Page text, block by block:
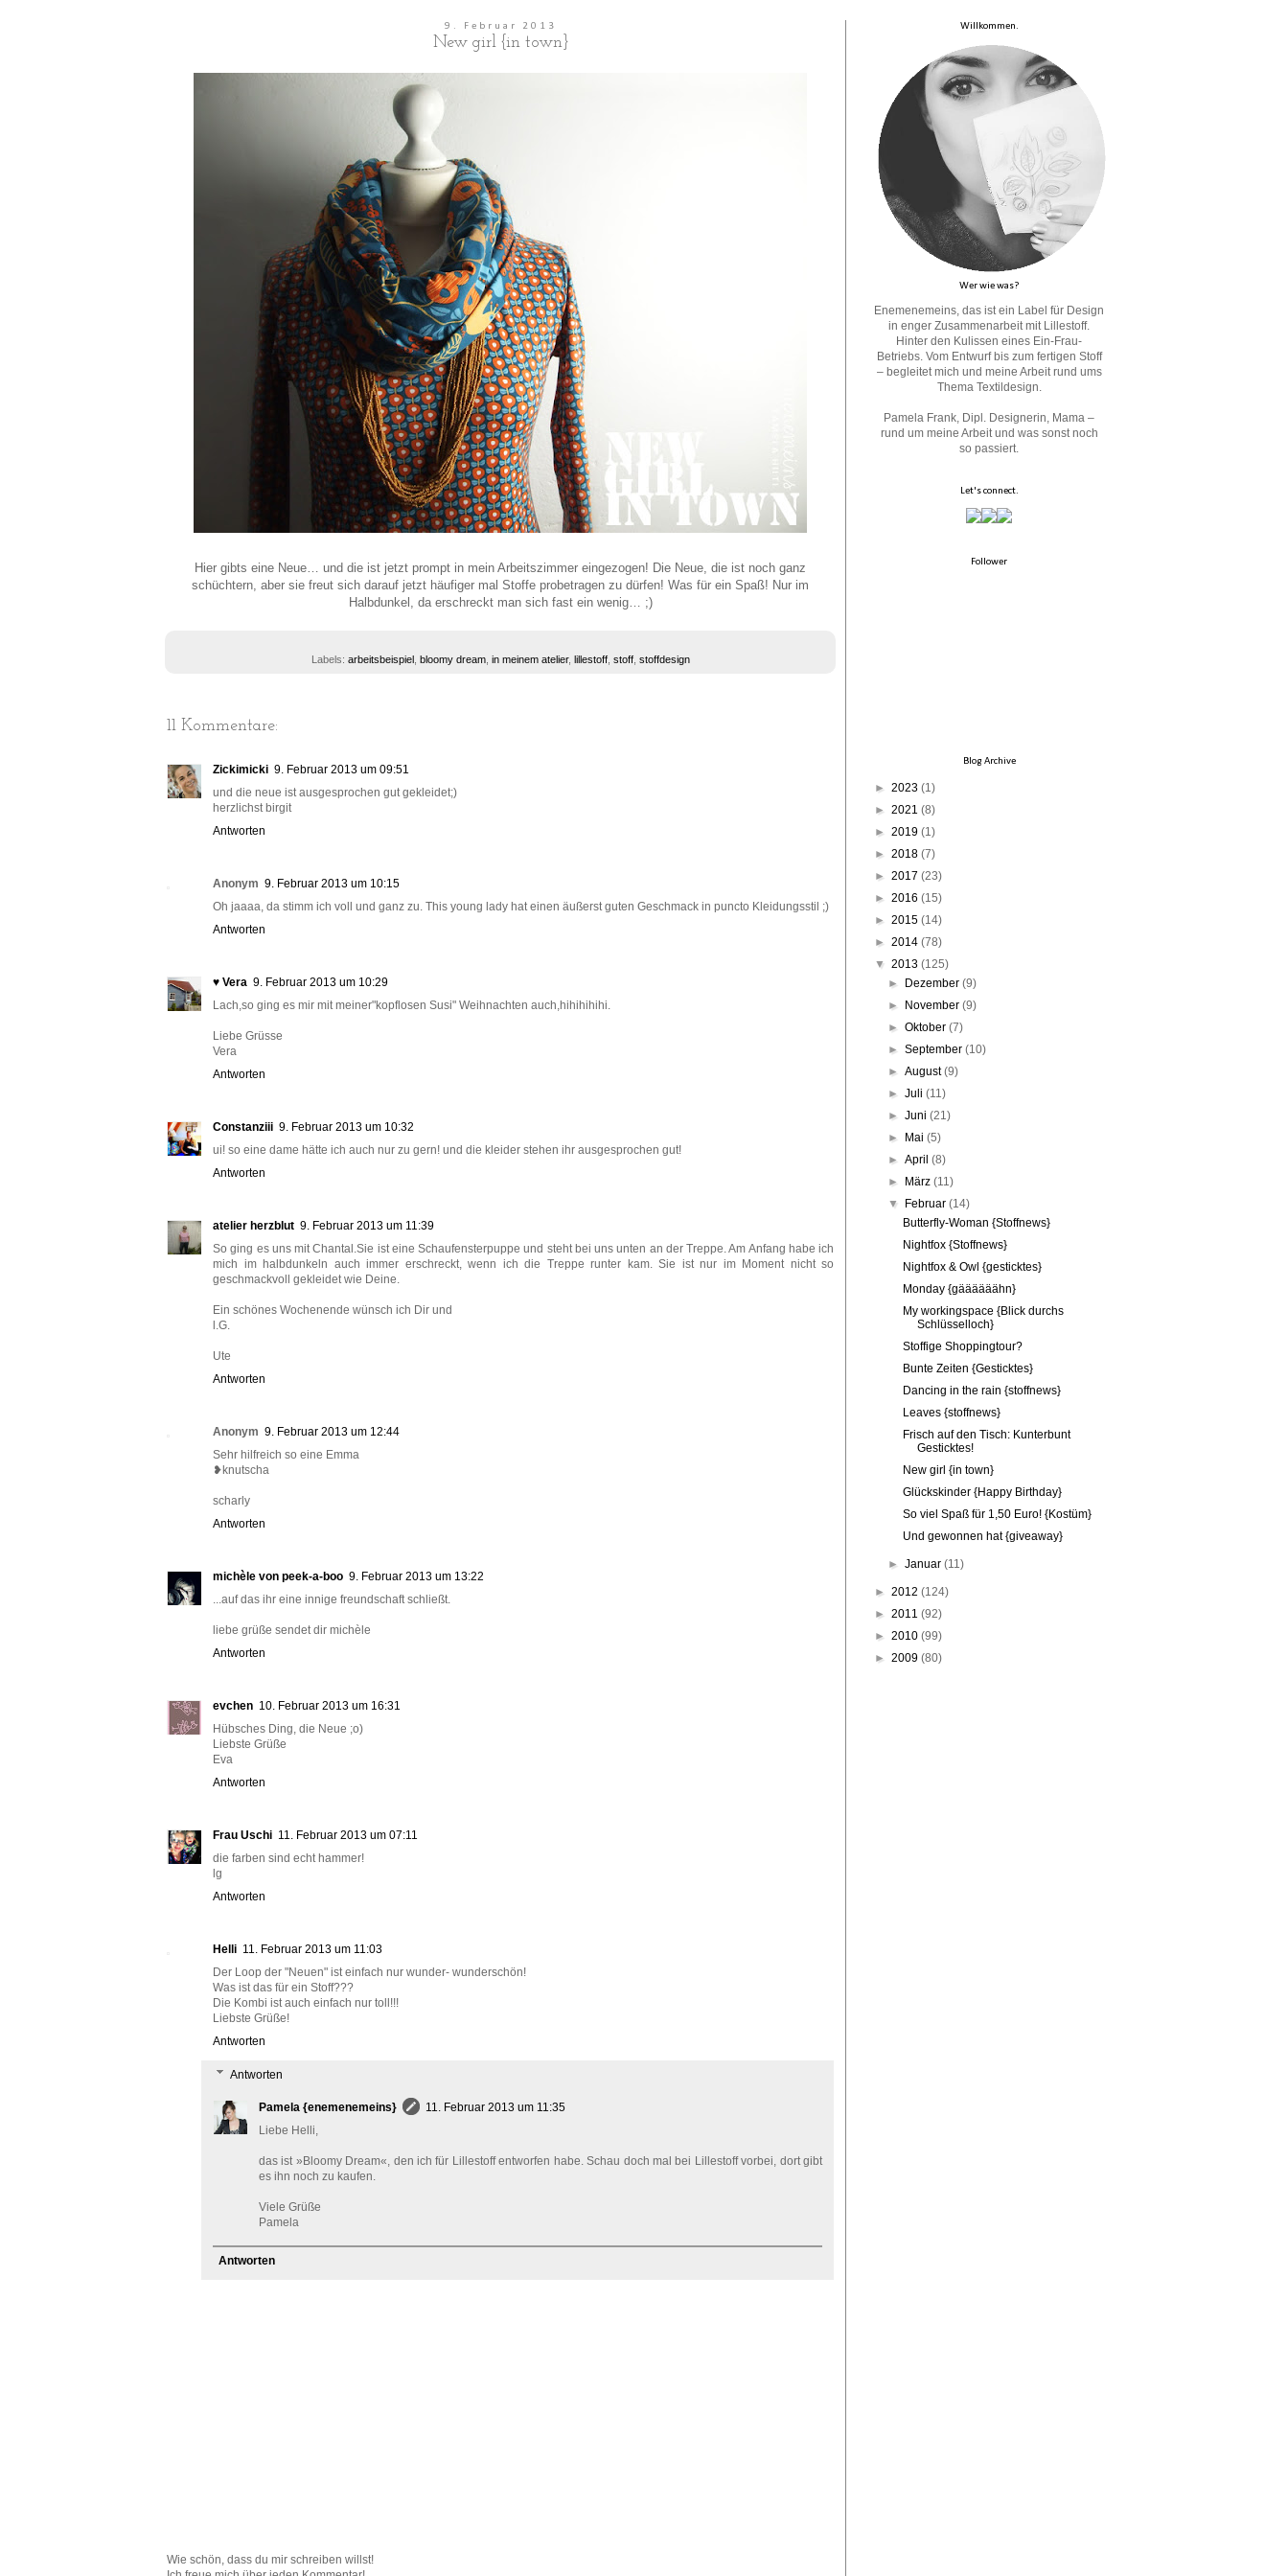
9. Februar 2013
New girl {in town}
Hier gibts eine Neue… und die ist jetzt prompt in mein Arbeitszimmer eingezogen! Die Neue, die ist noch ganz
schüchtern, aber sie freut sich darauf jetzt häufiger mal Stoffe probetragen zu dürfen! Was für ein Spaß! Nur im
Halbdunkel, da erschreckt man sich fast ein wenig… ;)
Labels: arbeitsbeispiel, bloomy dream, in meinem atelier, lillestoff, stoff, stoffdesign
11 Kommentare:
Zickimicki 9. Februar 2013 um 09:51
und die neue ist ausgesprochen gut gekleidet;)
herzlichst birgit
Antworten
Anonym 9. Februar 2013 um 10:15
Oh jaaaa, da stimm ich voll und ganz zu. This young lady hat einen äußerst guten Geschmack in puncto Kleidungsstil ;)
Antworten
♥ Vera 9. Februar 2013 um 10:29
Lach,so ging es mir mit meiner"kopflosen Susi" Weihnachten auch,hihihihihi.
Liebe Grüsse
Vera
Antworten
Constanziii 9. Februar 2013 um 10:32
ui! so eine dame hätte ich auch nur zu gern! und die kleider stehen ihr ausgesprochen gut!
Antworten
atelier herzblut 9. Februar 2013 um 11:39
So ging es uns mit Chantal.Sie ist eine Schaufensterpuppe und steht bei uns unten an der Treppe. Am Anfang habe ich
mich im halbdunkeln auch immer erschreckt, wenn ich die Treppe runter kam. Sie ist nur im Moment nicht so
geschmackvoll gekleidet wie Deine.
Ein schönes Wochenende wünsch ich Dir und
l.G.
Ute
Antworten
Anonym 9. Februar 2013 um 12:44
Sehr hilfreich so eine Emma
❥knutscha
scharly
Antworten
michèle von peek-a-boo 9. Februar 2013 um 13:22
...auf das ihr eine innige freundschaft schließt.
liebe grüße sendet dir michèle
Antworten
evchen 10. Februar 2013 um 16:31
Hübsches Ding, die Neue ;o)
Liebste Grüße
Eva
Antworten
Frau Uschi 11. Februar 2013 um 07:11
die farben sind echt hammer!
lg
Antworten
Helli 11. Februar 2013 um 11:03
Der Loop der "Neuen" ist einfach nur wunder- wunderschön!
Was ist das für ein Stoff???
Die Kombi ist auch einfach nur toll!!!
Liebste Grüße!
Antworten
Antworten
Pamela {enemenemeins}
11. Februar 2013 um 11:35
Liebe Helli,
das ist »Bloomy Dream«, den ich für Lillestoff entworfen habe. Schau doch mal bei Lillestoff vorbei, dort gibt
es ihn noch zu kaufen.
Viele Grüße
Pamela
Antworten
Wie schön, dass du mir schreiben willst!
Willkommen.
Wer wie was?
Enemenemeins, das ist ein Label für Design
in enger Zusammenarbeit mit Lillestoff.
Hinter den Kulissen eines Ein-Frau-
Betriebs. Vom Entwurf bis zum fertigen Stoff
– begleitet mich und meine Arbeit rund ums
Thema Textildesign.
Pamela Frank, Dipl. Designerin, Mama –
rund um meine Arbeit und was sonst noch
so passiert.
Let's connect.
Follower
Blog Archive
► 2023 (1)
► 2021 (8)
► 2019 (1)
► 2018 (7)
► 2017 (23)
► 2016 (15)
► 2015 (14)
► 2014 (78)
▼ 2013 (125)
►
Dezember (9)
►
November (9)
►Oktober (7)
►September (10)
►August (9)
►Juli (11)
►Juni (21)
►
Mai (5)
►April (8)
►
März (11)
▼
Februar (14)
Butterfly-Woman {Stoffnews}
Nightfox {Stoffnews}
Nightfox & Owl {gesticktes}
Monday {gäääääähn}
My workingspace {Blick durchs
Schlüsselloch}
Stoffige Shoppingtour?
Bunte Zeiten {Gesticktes}
Dancing in the rain {stoffnews}
Leaves {stoffnews}
Frisch auf den Tisch: Kunterbunt
Gesticktes!
New girl {in town}
Glückskinder {Happy Birthday}
So viel Spaß für 1,50 Euro! {Kostüm}
Und gewonnen hat {giveaway}
►Januar (11)
► 2012 (124)
► 2011 (92)
► 2010 (99)
► 2009 (80)